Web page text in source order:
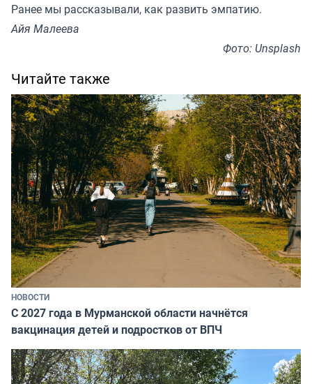
Ранее мы рассказывали, как развить эмпатию.
Айя Малеева
Фото: Unsplash
Читайте также
НОВОСТИ
С 2027 года в Мурманской области начнётся
вакцинация детей и подростков от ВПЧ